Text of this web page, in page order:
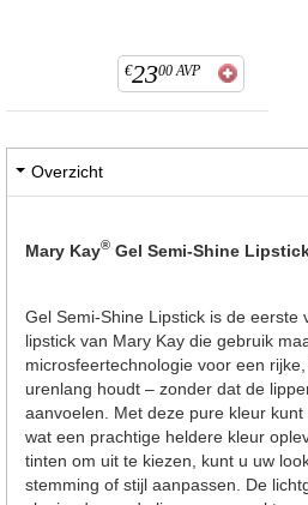
€2300 AVP
Overzicht
Mary Kay® Gel Semi-Shine
Gel Semi-Shine Lipstick is de eerste
lipstick van Mary Kay die gebruik
microsfeertechnologie voor een
urenlang houdt – zonder dat de
aanvoelen. Met deze pure kleur kunt
wat een prachtige heldere kleur
tinten om uit te kiezen, kunt u uw
stemming of stijl aanpassen. De